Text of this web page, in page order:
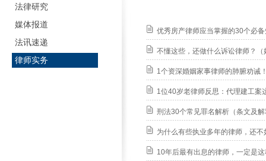
法律研究
媒体报道
法讯速递
律师实务
优秀房产律师应当掌握的30个必
不懂这些，还做什么诉讼律师？（
1个资深婚姻家事律师的肺腑劝诫
1位40岁老律师反思：代理建工案
刑法30个常见罪名解析（条文及
为什么有些执业多年的律师，还
10年后最有出息的律师，一定是这